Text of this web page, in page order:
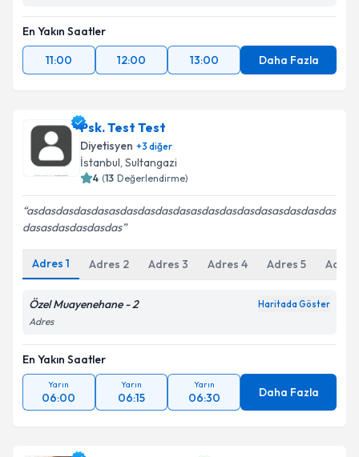
En Yakın Saatler
11:00
12:00 13:00 Daha Fazla
Psk. Test Test
Diyetisyen +3 diğer
İstanbul, Sultangazi
4 (13 Değerlendirme)
asdasdasdasdasasdasdasdasdasasdasdasdasdasasdasdasdas
dasasdasdasdasdas
Adres 1 Adres 2 Adres 3 Adres 4 Adres 5 Adres
Özel Muayenehane - 2 Haritada Göster
Adres
En Yakın Saatler
Yarın
06:00
Yarın
06:15
Yarın
06:30 Daha Fazla